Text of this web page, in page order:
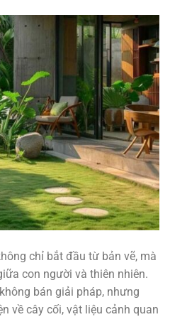
chỉ bắt đầu từ bản vẽ, mà
con người và thiên nhiên.
bán giải pháp, nhưng
về cây cối, vật liệu cảnh quan